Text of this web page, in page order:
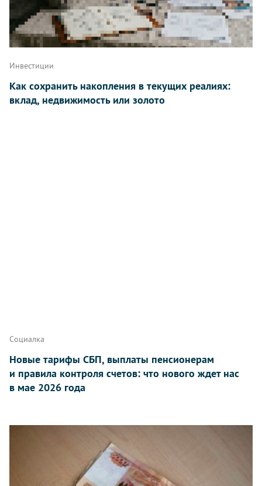
Инвестиции
Как сохранить накопления в текущих реалиях:
вклад, недвижимость или золото
Социалка
Новые тарифы СБП, выплаты пенсионерам
и правила контроля счетов: что нового ждет нас
в мае 2026 года